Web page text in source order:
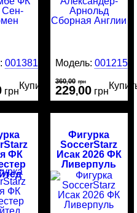
0013813
грн
Купить
Модель: 0012159
360,00 грн
229,00 грн
ФК
Фигурка
SoccerStarz
Исак 2026 ФК
Ливерпуль